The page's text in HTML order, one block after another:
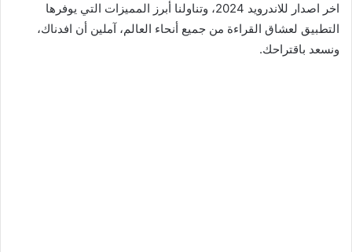
اخر اصدار للاندرويد 2024، وتناولنا أبرز المميزات التي يوفرها
التطبيق لعشاق القراءة من جميع أنحاء العالم، آملين أن افدناك،
ونسعد باقتراحك.